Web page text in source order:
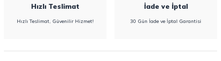
Hızlı Teslimat
Hızlı Teslimat, Güvenilir Hizmet!
İade ve İptal
30 Gün İade ve İptal Garantisi